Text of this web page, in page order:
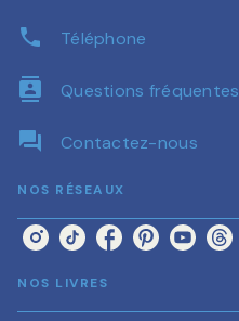
phone Téléphone
contacts Questions fréquentes
question_answer Contactez-nous
NOS RÉSEAUX
NOS LIVRES